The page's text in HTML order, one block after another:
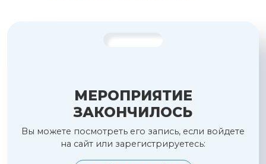
МЕРОПРИЯТИЕ
ЗАКОНЧИЛОСЬ
Вы можете посмотреть его запись, если войдете
на сайт или зарегистрируетесь: